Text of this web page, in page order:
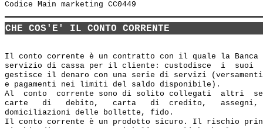
CHE COS'E' IL CONTO CORRENTE
Il conto corrente è un contratto con il quale la
servizio di cassa per il cliente: custodisce  i  suoi
gestisce il denaro con una serie di servizi
e pagamenti nei limiti del saldo disponibile).
Al  conto  corrente sono di solito collegati  altri
carte   di   debito,   carta   di  credito,
domiciliazioni delle bollette, fido.
Il conto corrente è un prodotto sicuro. Il rischio